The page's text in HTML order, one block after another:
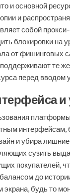
и основной
и
собой
блокировки на
от фишинговых
поддерживают те
перед вводом
и
интерфейсам,
и убира
сузить
покупателей,
до
будь то